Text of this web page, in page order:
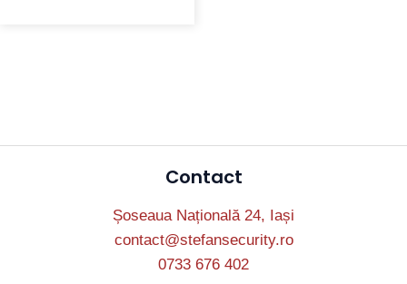
Contact
Șoseaua Națională 24, Iași
contact@stefansecurity.ro
0733 676 402